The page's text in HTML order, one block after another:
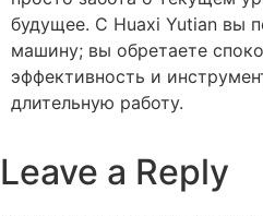
будущее. С Huaxi Yutian вы
машину; вы обретаете
эффективность и
длительную работу.
Leave a Reply